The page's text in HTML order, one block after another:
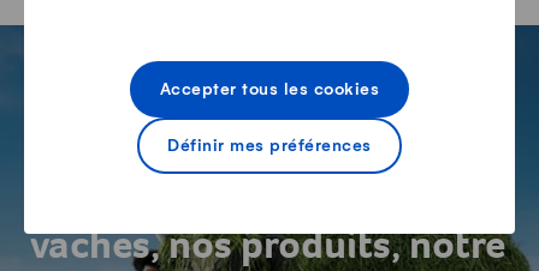
Définir mes préférences
Accepter tous les cookies
L'UNIVERS DU LAIT
vaches, nos produits, notre